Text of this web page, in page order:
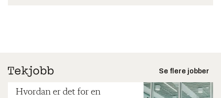
Se flere jobber
Hvordan er det for en